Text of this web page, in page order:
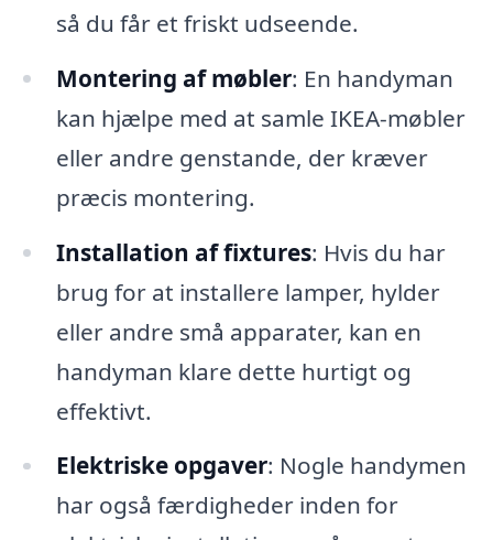
så du får et friskt udseende.
Montering af møbler: En handyman
kan hjælpe med at samle IKEA-møbler
eller andre genstande, der kræver
præcis montering.
Installation af fixtures: Hvis du har
brug for at installere lamper, hylder
eller andre små apparater, kan en
handyman klare dette hurtigt og
effektivt.
Elektriske opgaver: Nogle handymen
har også færdigheder inden for